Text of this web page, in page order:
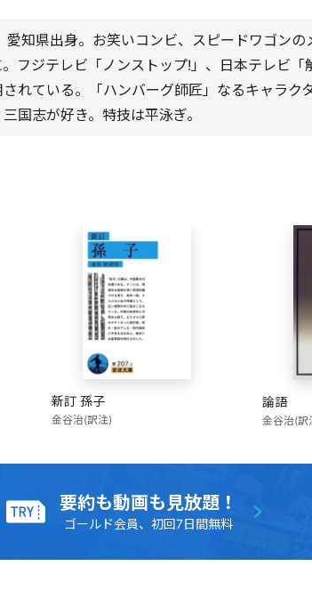
愛知県出身。お笑いコンビ、スピードワゴンの
フジテレビ「ノンストップ!」、日本テレビ「
れている。「ハンバーグ師匠」なるキャラク
国志が好き。特技は平泳ぎ。
新訂 孫子
金谷治(訳注)
論語
金谷治(訳
要約も動画も見放題！
ゴールド会員、初回7日間無料